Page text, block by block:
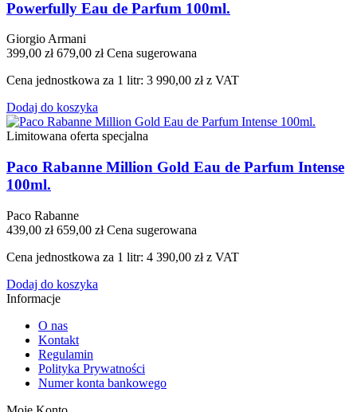
Powerfully Eau de Parfum 100ml.
Giorgio Armani
399,00 zł 679,00 zł Cena sugerowana
Cena jednostkowa za 1 litr: 3 990,00 zł z VAT
Dodaj do koszyka
Limitowana oferta specjalna
Paco Rabanne Million Gold Eau de Parfum Intense
100ml.
Paco Rabanne
439,00 zł 659,00 zł Cena sugerowana
Cena jednostkowa za 1 litr: 4 390,00 zł z VAT
Dodaj do koszyka
Informacje
O nas
Kontakt
Regulamin
Polityka Prywatności
Numer konta bankowego